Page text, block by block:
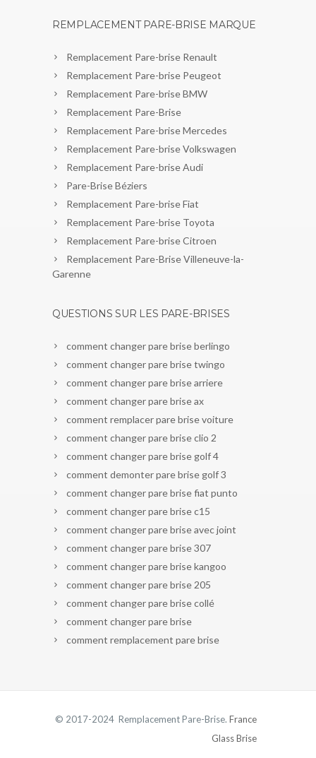
REMPLACEMENT PARE-BRISE MARQUE
Remplacement Pare-brise Renault
Remplacement Pare-brise Peugeot
Remplacement Pare-brise BMW
Remplacement Pare-Brise
Remplacement Pare-brise Mercedes
Remplacement Pare-brise Volkswagen
Remplacement Pare-brise Audi
Pare-Brise Béziers
Remplacement Pare-brise Fiat
Remplacement Pare-brise Toyota
Remplacement Pare-brise Citroen
Remplacement Pare-Brise Villeneuve-la-
Garenne
QUESTIONS SUR LES PARE-BRISES
comment changer pare brise berlingo
comment changer pare brise twingo
comment changer pare brise arriere
comment changer pare brise ax
comment remplacer pare brise voiture
comment changer pare brise clio 2
comment changer pare brise golf 4
comment demonter pare brise golf 3
comment changer pare brise fiat punto
comment changer pare brise c15
comment changer pare brise avec joint
comment changer pare brise 307
comment changer pare brise kangoo
comment changer pare brise 205
comment changer pare brise collé
comment changer pare brise
comment remplacement pare brise
© 2017-2024 Remplacement Pare-Brise. France
Glass Brise